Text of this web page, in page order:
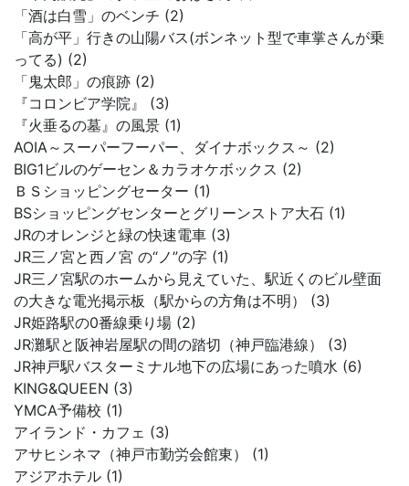
「酒は白雪」のベンチ (2)
「高が平」行きの山陽バス(ボンネット型で車掌さんが乗
ってる) (2)
「鬼太郎」の痕跡 (2)
『コロンビア学院』 (3)
『火垂るの墓』の風景 (1)
AOIA～スーパーフーパー、ダイナボックス～ (2)
BIG1ビルのゲーセン＆カラオケボックス (2)
ＢＳショッピングセーター (1)
BSショッピングセンターとグリーンストア大石 (1)
JRのオレンジと緑の快速電車 (3)
JR三ノ宮と西ノ宮 の“ノ”の字 (1)
JR三ノ宮駅のホームから見えていた、駅近くのビル壁面
の大きな電光掲示板（駅からの方角は不明） (3)
JR姫路駅の0番線乗り場 (2)
JR灘駅と阪神岩屋駅の間の踏切（神戸臨港線） (3)
JR神戸駅バスターミナル地下の広場にあった噴水 (6)
KING&QUEEN (3)
YMCA予備校 (1)
アイランド・カフェ (3)
アサヒシネマ（神戸市勤労会館東） (1)
アジアホテル (1)